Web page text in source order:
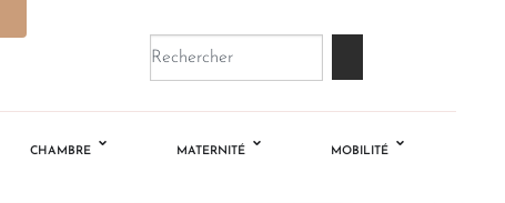
CHAMBRE MATERNITÉ MOBILITÉ